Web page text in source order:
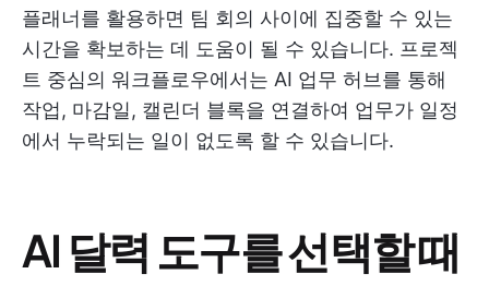
플래너를 활용하면 팀 회의 사이에 집중할 수 있는
시간을 확보하는 데 도움이 될 수 있습니다. 프로젝
트 중심의 워크플로우에서는 AI 업무 허브를 통해
작업, 마감일, 캘린더 블록을 연결하여 업무가 일정
에서 누락되는 일이 없도록 할 수 있습니다.
AI 달력 도구를 선택할 때